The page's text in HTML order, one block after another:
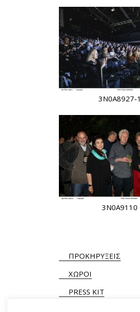
3N0A8927-1
3N0A9110
ΠΡΟΚΗΡΥΞΕΙΣ
ΧΩΡΟΙ
PRESS KIT